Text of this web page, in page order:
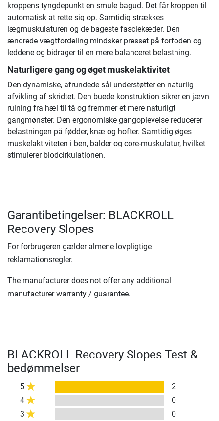
kroppens tyngdepunkt en smule bagud. Det får kroppen til
automatisk at rette sig op. Samtidig strækkes
lægmuskulaturen og de bageste fasciekæder. Den
ændrede vægtfordeling mindsker presset på forfoden og
leddene og bidrager til en mere balanceret belastning.
Naturligere gang og øget muskelaktivitet
Den dynamiske, afrundede sål understøtter en naturlig
afvikling af skridtet. Den buede konstruktion sikrer en jævn
rulning fra hæl til tå og fremmer et mere naturligt
gangmønster. Den ergonomiske gangoplevelse reducerer
belastningen på fødder, knæ og hofter. Samtidig øges
muskelaktiviteten i ben, balder og core-muskulatur, hvilket
stimulerer blodcirkulationen.
Garantibetingelser: BLACKROLL
Recovery Slopes
For forbrugeren gælder almene lovpligtige
reklamationsregler.
The manufacturer does not offer any additional
manufacturer warranty / guarantee.
BLACKROLL Recovery Slopes Test &
bedømmelser
5
2
4
0
3
0